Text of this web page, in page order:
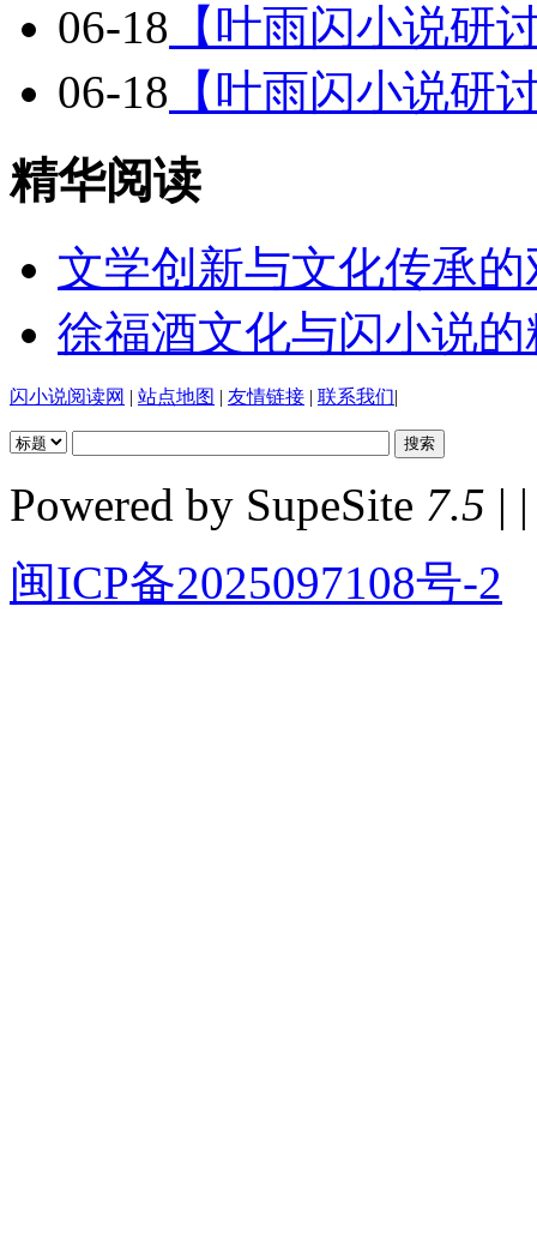
06-18 【叶雨闪小说研
06-18 【叶雨闪小说研
精华阅读
文学创新与文化传承
徐福酒文化与闪小说
闪小说阅读网 | 站点地图 | 友情链接 | 联系我们|
Powered by SupeSite 7.5 | |
闽ICP备2025097108号-2